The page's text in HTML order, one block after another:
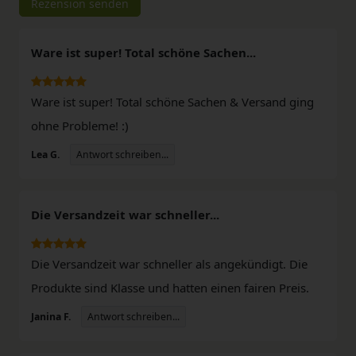
Rezension senden
Ware ist super! Total schöne Sachen...
Ware ist super! Total schöne Sachen & Versand ging
ohne Probleme! :)
Lea G. Antwort schreiben...
Die Versandzeit war schneller...
Die Versandzeit war schneller als angekündigt. Die
Produkte sind Klasse und hatten einen fairen Preis.
Janina F. Antwort schreiben...